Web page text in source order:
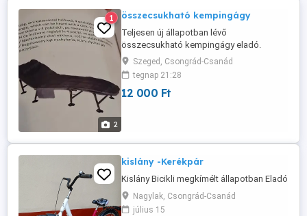
2
1 összecsukható kempingágy
Teljesen új állapotban lévő
összecsukható kempingágy eladó.
Szeged, Csongrád-Csanád
tegnap 21:28
12 000 Ft
kislány -Kerékpár
Kislány Bicikli megkímélt állapotban Eladó
Nagylak, Csongrád-Csanád
július 15